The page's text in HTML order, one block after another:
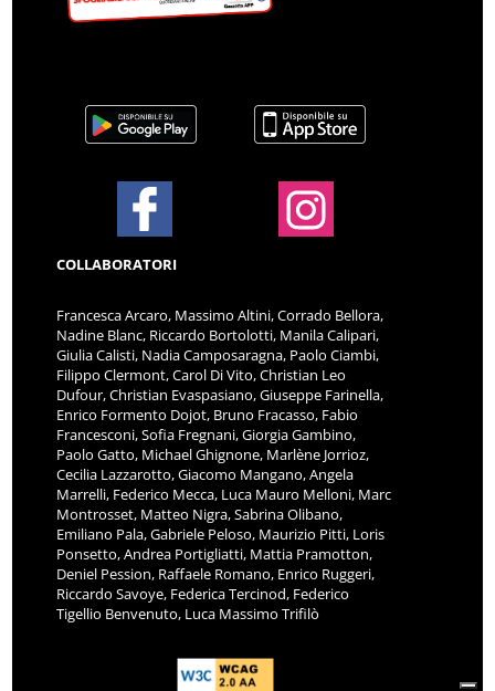
COLLABORATORI
Francesca Arcaro, Massimo Altini, Corrado Bellora,
Nadine Blanc, Riccardo Bortolotti, Manila Calipari,
Giulia Calisti, Nadia Camposaragna, Paolo Ciambi,
Filippo Clermont, Carol Di Vito, Christian Leo
Dufour, Christian Evaspasiano, Giuseppe Farinella,
Enrico Formento Dojot, Bruno Fracasso, Fabio
Francesconi, Sofia Fregnani, Giorgia Gambino,
Paolo Gatto, Michael Ghignone, Marlène Jorrioz,
Cecilia Lazzarotto, Giacomo Mangano, Angela
Marrelli, Federico Mecca, Luca Mauro Melloni, Marc
Montrosset, Matteo Nigra, Sabrina Olibano,
Emiliano Pala, Gabriele Peloso, Maurizio Pitti, Loris
Ponsetto, Andrea Portigliatti, Mattia Pramotton,
Deniel Pession, Raffaele Romano, Enrico Ruggeri,
Riccardo Savoye, Federica Tercinod, Federico
Tigellio Benvenuto, Luca Massimo Trifilò